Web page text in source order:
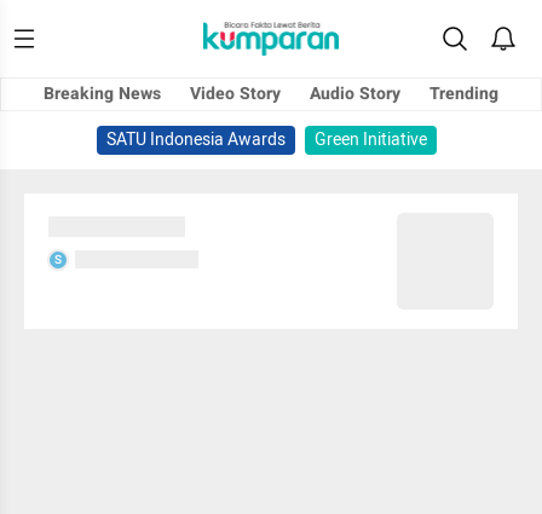
Breaking News Video Story Audio Story
Trending
SATU Indonesia Awards
Green Initiative
S